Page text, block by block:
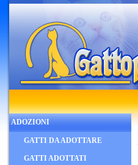
ADOZIONI
GATTI DA ADOTTARE
GATTI ADOTTATI